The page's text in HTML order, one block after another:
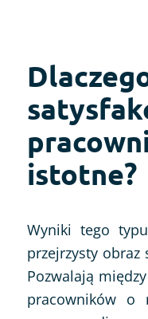
istotne?
Wyniki tego
przejrzysty
Pozwalają
pracowników o